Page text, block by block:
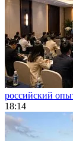
российский
18:14